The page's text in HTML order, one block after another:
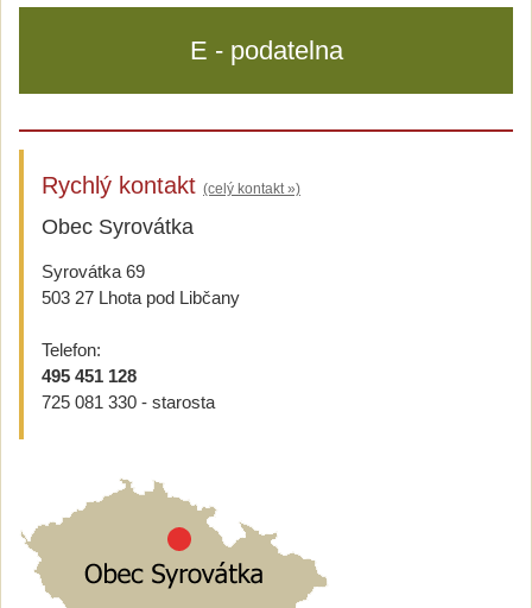
E - podatelna
Rychlý kontakt (celý kontakt »)
Obec Syrovátka
Syrovátka 69
503 27 Lhota pod Libčany
Telefon:
495 451 128
725 081 330 - starosta